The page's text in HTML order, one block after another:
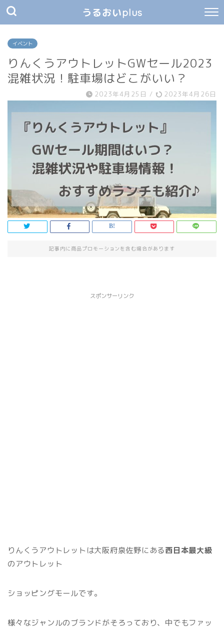
うるおいplus
イベント
りんくうアウトレットGWセール2023
混雑状況！駐車場はどこがいい？
2023年4月25日 / 2023年4月26日
記事内に商品プロモーションを含む場合があります
スポンサーリンク
りんくうアウトレットは大阪府泉佐野にある西日本最大級
のアウトレット
ショッピングモールです。
様々なジャンルのブランドがそろっており、中でもファッ